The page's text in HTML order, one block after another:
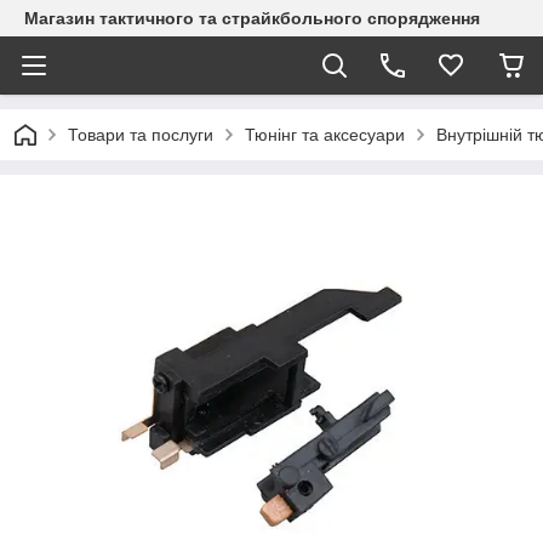
Магазин тактичного та страйкбольного спорядження
Товари та послуги Тюнінг та аксесуари Внутрішній